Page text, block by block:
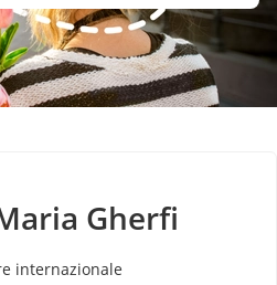
Gherfi
internazionale